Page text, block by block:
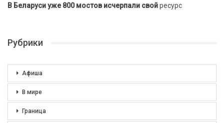
В Беларуси уже 800 мостов исчерпали свойресурс
Рубрики
Афиша
В мире
Граница